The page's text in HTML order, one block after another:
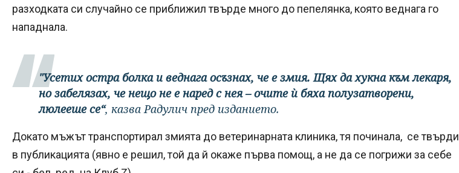
разходката си случайно се приближил твърде много до пепелянка, която веднага го
нападнала.
"Усетих остра болка и веднага осъзнах, че е змия. Щях да хукна към лекаря,
но забелязах, че нещо не е наред с нея – очите ѝ бяха полузатворени,
люлееше се“, казва Радулич пред изданието.
Докато мъжът транспортирал змията до ветеринарната клиника, тя починала, се твърди
в публикацията (явно е решил, той да й окаже първа помощ, а не да се погрижи за себе